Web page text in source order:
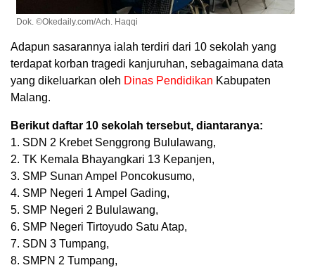
Dok. ©Okedaily.com/Ach. Haqqi
Adapun sasarannya ialah terdiri dari 10 sekolah yang
terdapat korban tragedi kanjuruhan, sebagaimana data
yang dikeluarkan oleh Dinas Pendidikan Kabupaten
Malang.
Berikut daftar 10 sekolah tersebut, diantaranya:
1. SDN 2 Krebet Senggrong Bululawang,
2. TK Kemala Bhayangkari 13 Kepanjen,
3. SMP Sunan Ampel Poncokusumo,
4. SMP Negeri 1 Ampel Gading,
5. SMP Negeri 2 Bululawang,
6. SMP Negeri Tirtoyudo Satu Atap,
7. SDN 3 Tumpang,
8. SMPN 2 Tumpang,